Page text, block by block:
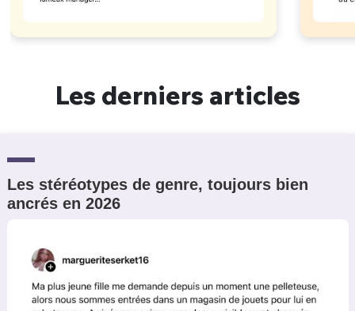
Les derniers articles
Les stéréotypes de genre, toujours bien
ancrés en 2026